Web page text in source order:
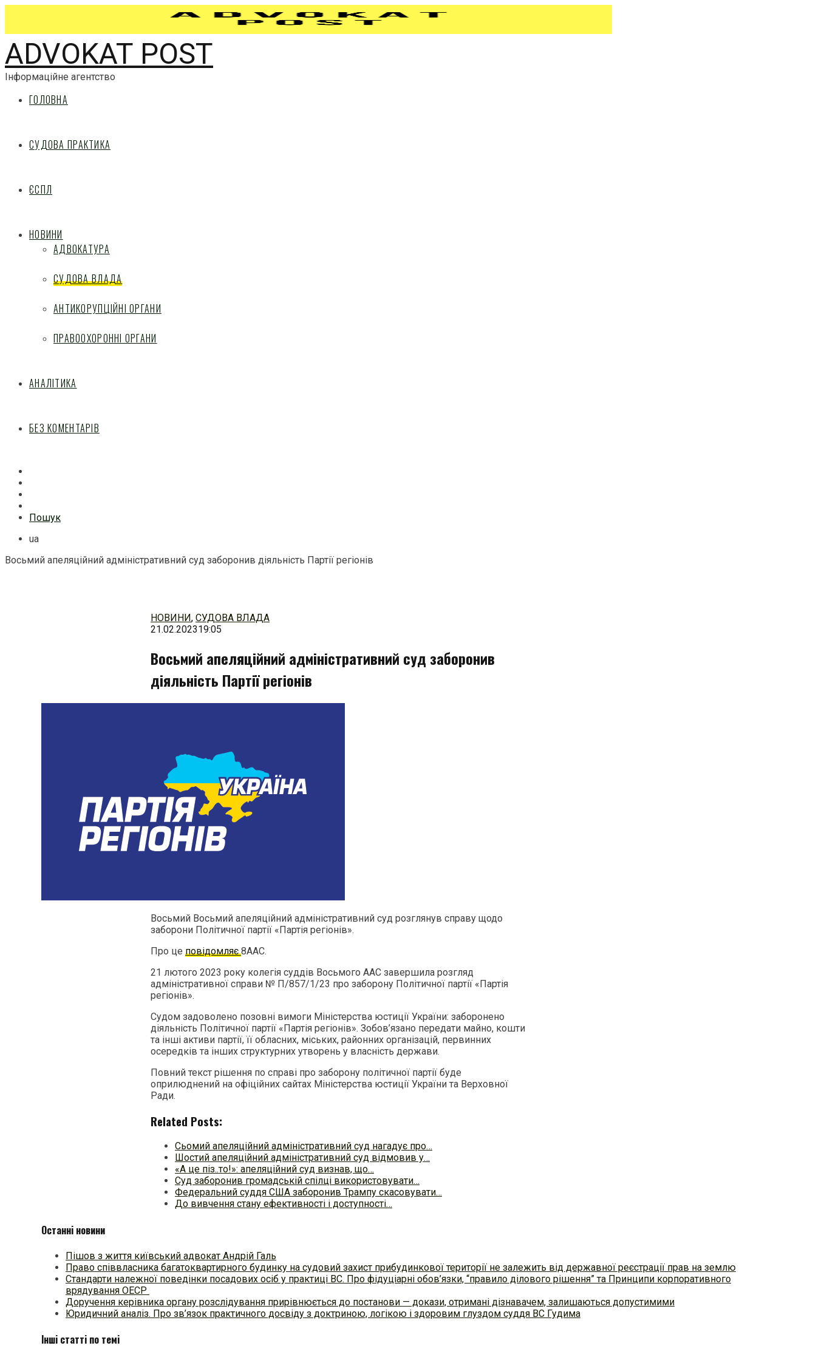
ADVOKAT POST
Інформаційне агентство
ГОЛОВНА
СУДОВА ПРАКТИКА
ЄСПЛ
НОВИНИ
АДВОКАТУРА
СУДОВА ВЛАДА
АНТИКОРУПЦІЙНІ ОРГАНИ
ПРАВООХОРОННІ ОРГАНИ
АНАЛІТИКА
БЕЗ КОМЕНТАРІВ
Пошук
ua
Восьмий апеляційний адміністративний суд заборонив діяльність Партії регіонів
НОВИНИ, СУДОВА ВЛАДА
21.02.202319:05
Восьмий апеляційний адміністративний суд заборонив
діяльність Партії регіонів
Восьмий Восьмий апеляційний адміністративний суд розглянув справу щодо
заборони Політичної партії «Партія регіонів».
Про це повідомляє8ААС.
21 лютого 2023 року колегія суддів Восьмого ААС завершила розгляд
адміністративної справи № П/857/1/23 про заборону Політичної партії «Партія
регіонів».
Судом задоволено позовні вимоги Міністерства юстиції України: заборонено
діяльність Політичної партії «Партія регіонів». Зобов’язано передати майно, кошти
та інші активи партії, її обласних, міських, районних організацій, первинних
осередків та інших структурних утворень у власність держави.
Повний текст рішення по справі про заборону політичної партії буде
оприлюднений на офіційних сайтах Міністерства юстиції України та Верховної
Ради.
Related Posts:
Сьомий апеляційний адміністративний суд нагадує про…
Шостий апеляційний адміністративний суд відмовив у…
«А це піз..то!»: апеляційний суд визнав, що…
Суд заборонив громадській спілці використовувати…
Федеральний суддя США заборонив Трампу скасовувати…
До вивчення стану ефективності і доступності…
Останні новини
Пішов з життя київський адвокат Андрій Галь
Право співвласника багатоквартирного будинку на судовий захист прибудинкової території не залежить від державної реєстрації прав на землю
Стандарти належної поведінки посадових осіб у практиці ВC. Про фідуціарні обов’язки, “правило ділового рішення” та Принципи корпоративного
врядування ОЕСР
Доручення керівника органу розслідування прирівнюється до постанови — докази, отримані дізнавачем, залишаються допустимими
Юридичний аналіз. Про зв’язок практичного досвіду з доктриною, логікою і здоровим глуздом суддя ВС Гудима
Інші статті по темі